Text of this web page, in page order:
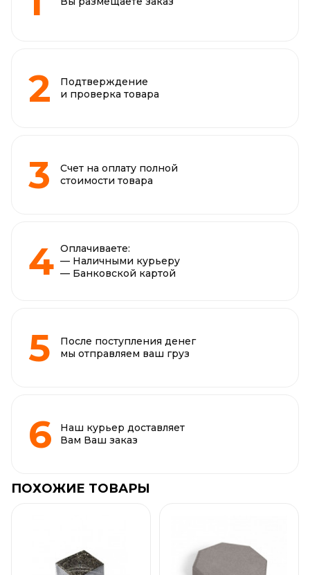
Подтверждение
и проверка товара
Счет на оплату полной
стоимости товара
Оплачиваете:
— Наличными курьеру
— Банковской картой
После поступления денег
мы отправляем ваш груз
Наш курьер доставляет
Вам Ваш заказ
ПОХОЖИЕ ТОВАРЫ